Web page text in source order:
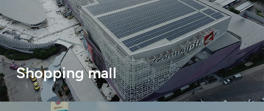
Shopping mall